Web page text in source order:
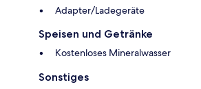
Adapter/Ladegeräte
Speisen und Getränke
Kostenloses Mineralwasser
Sonstiges